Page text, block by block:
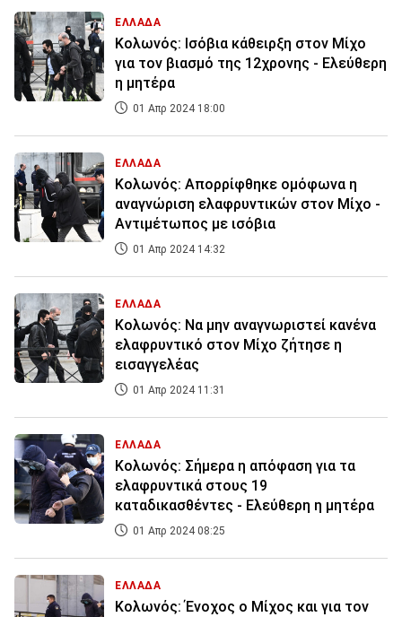
ΕΛΛΑΔΑ
Κολωνός: Ισόβια κάθειρξη στον Μίχο
για τον βιασμό της 12χρονης - Ελεύθερη
η μητέρα
01 Απρ 2024 18:00
ΕΛΛΑΔΑ
Κολωνός: Απορρίφθηκε ομόφωνα η
αναγνώριση ελαφρυντικών στον Μίχο -
Αντιμέτωπος με ισόβια
01 Απρ 2024 14:32
ΕΛΛΑΔΑ
Κολωνός: Να μην αναγνωριστεί κανένα
ελαφρυντικό στον Μίχο ζήτησε η
εισαγγελέας
01 Απρ 2024 11:31
ΕΛΛΑΔΑ
Κολωνός: Σήμερα η απόφαση για τα
ελαφρυντικά στους 19
καταδικασθέντες - Ελεύθερη η μητέρα
01 Απρ 2024 08:25
ΕΛΛΑΔΑ
Κολωνός: Ένοχος ο Μίχος και για τον